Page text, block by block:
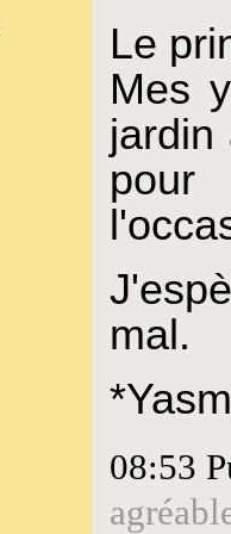
Le
Mes
pour
mal.
08:53